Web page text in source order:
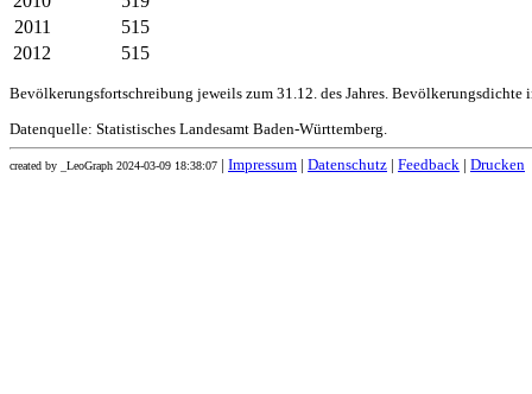
2011
515
2012
515
Bevölkerungsfortschreibung jeweils zum 31.12. des Jahres. Bevölkerungsdichte
Datenquelle: Statistisches Landesamt Baden-Württemberg.
created by _LeoGraph 2024-03-09 18:38:07 Impressum Datenschutz Feedback Drucken